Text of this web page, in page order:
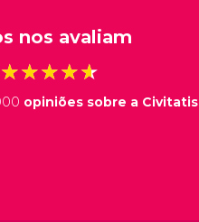
nos avaliam
★★★★★
★★★★★
opiniões sobre a Civitatis